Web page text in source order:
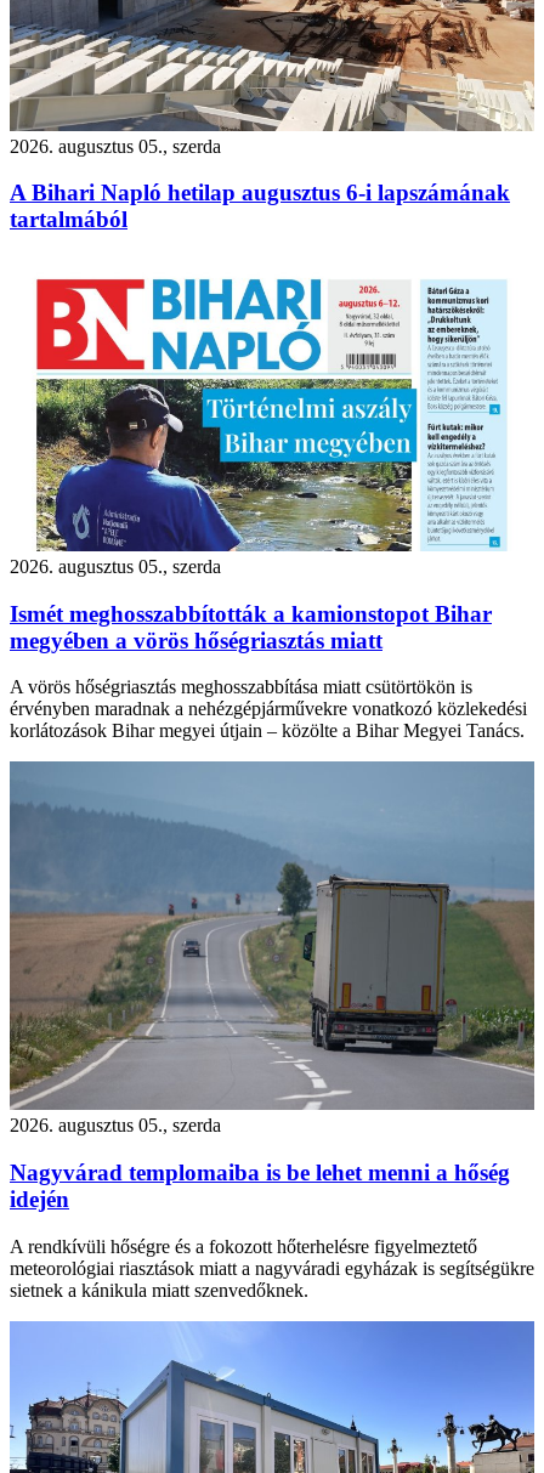
2026. augusztus 05., szerda
A Bihari Napló hetilap augusztus 6-i lapszámának
tartalmából
2026. augusztus 05., szerda
Ismét meghosszabbították a kamionstopot Bihar
megyében a vörös hőségriasztás miatt
A vörös hőségriasztás meghosszabbítása miatt csütörtökön is
érvényben maradnak a nehézgépjárművekre vonatkozó közlekedési
korlátozások Bihar megyei útjain – közölte a Bihar Megyei Tanács.
2026. augusztus 05., szerda
Nagyvárad templomaiba is be lehet menni a hőség
idején
A rendkívüli hőségre és a fokozott hőterhelésre figyelmeztető
meteorológiai riasztások miatt a nagyváradi egyházak is segítségükre
sietnek a kánikula miatt szenvedőknek.